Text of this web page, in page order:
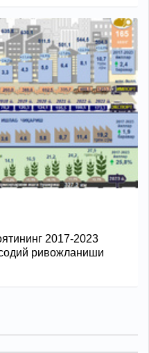
2017-2023
ривожланиши